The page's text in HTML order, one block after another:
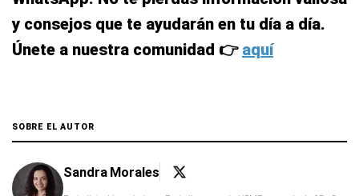
y consejos que te ayudarán en tu día a día.
Únete a nuestra comunidad 👉 aquí
SOBRE EL AUTOR
Sandra Morales